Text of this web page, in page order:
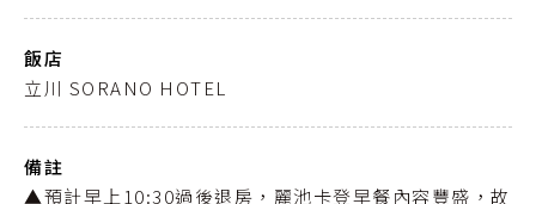
飯店
立川 SORANO HOTEL
備註
▲預計早上10:30過後退房，麗池卡登早餐內容豐盛，故